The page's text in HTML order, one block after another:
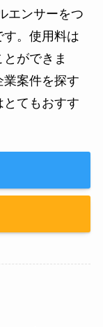
エンサーをつ
。使用料は
ができま
案件を探す
とてもおすす